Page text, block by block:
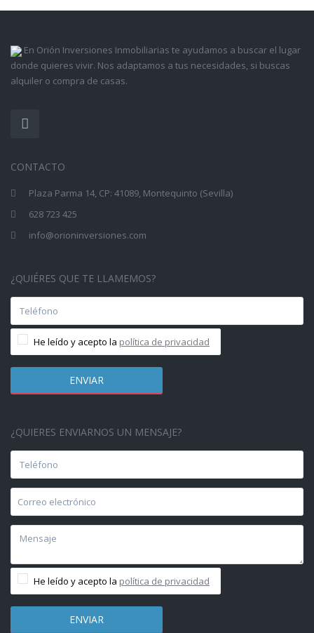
En Orión Inversiones Inmobiliarias te ayudamos a buscar el lugar
donde quieres vivir. Nos adaptamos a tus necesidades, si buscas
alquiler o compra de casas.
CONTACTO
Plaza Parma 14, CP: 41089, Montequinto (Sevilla)
628 723 425
info@orioninversiones.com
¿QUIÉRES QUE TE LLAMEMOS?
He leído y acepto la política de privacidad
¿QUIERES ENVIARNOS UN MENSAJE?
He leído y acepto la política de privacidad